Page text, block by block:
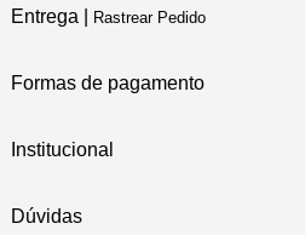
Entrega | Rastrear Pedido
Formas de pagamento
Institucional
Dúvidas